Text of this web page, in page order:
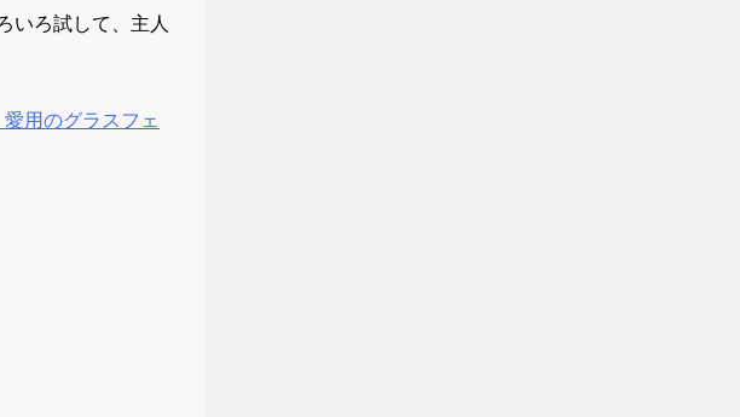
いろ試して、主人
用のグラスフェ